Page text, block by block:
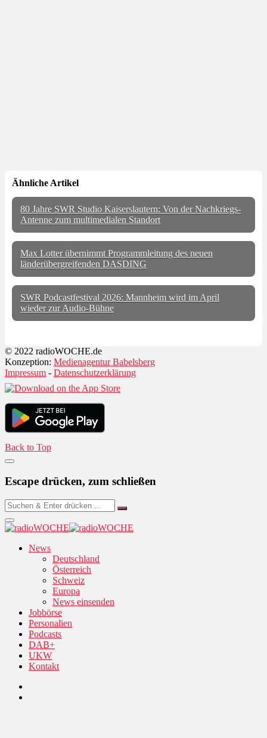
Ähnliche Artikel
80 Jahre SWR Studio Kaiserslautern: Von der Nachkriegs-
Antenne zum multimedialen Standort
Max Lotter übernimmt Programmleitung des neuen
länderübergreifenden DASDING
SWR Podcastfestival 2026: Mannheim wird im April
wieder zur Audio-Bühne
© 2022 radioWOCHE.de
Konzeption: Medienagentur Babelsberg
Impressum - Datenschutzerklärung
Back to Top
Escape drücken, zum schließen
News
Deutschland
Österreich
Schweiz
Europa
News einsenden
Jobbörse
Personalien
Podcasts
DAB+
UKW
Kontakt